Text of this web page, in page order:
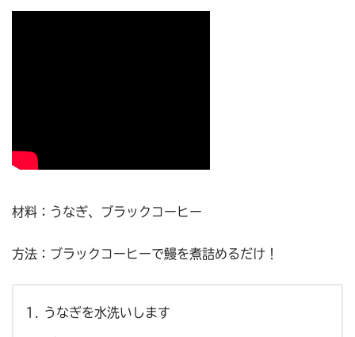
材料：うなぎ、ブラックコーヒー
方法：ブラックコーヒーで鰻を煮詰めるだけ！
うなぎを水洗いします